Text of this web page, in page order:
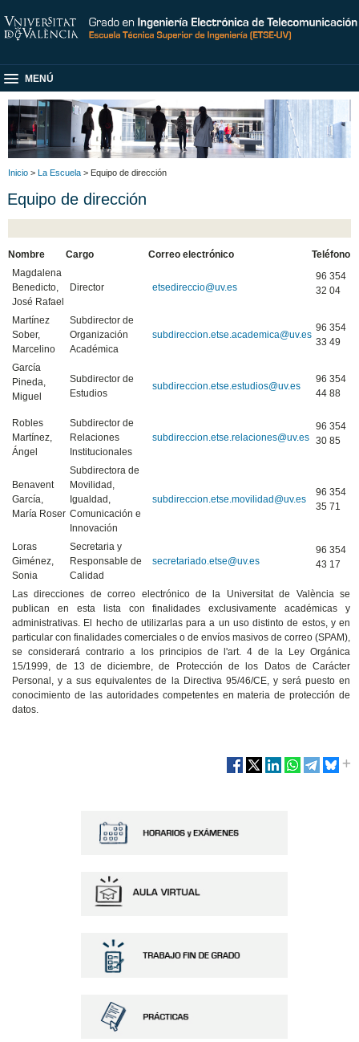
MENÚ
Inicio > La Escuela > Equipo de dirección
Equipo de dirección
Nombre Cargo Correo electrónico
Teléfono
Magdalena
Benedicto,
José Rafael
Director etsedireccio@uv.es
96 354
32 04
Martínez
Sober,
Marcelino
Subdirector de
Organización
Académica
subdireccion.etse.academica@uv.es
96 354
33 49
García
Pineda,
Miguel
Subdirector de
Estudios
subdireccion.etse.estudios@uv.es
96 354
44 88
Robles
Martínez,
Ángel
Subdirector de
Relaciones
Institucionales
subdireccion.etse.relaciones@uv.es
96 354
30 85
Benavent
García,
María Roser
Subdirectora de
Movilidad,
Igualdad,
Comunicación e
Innovación
subdireccion.etse.movilidad@uv.es
96 354
35 71
Loras
Giménez,
Sonia
Secretaria y
Responsable de
Calidad
secretariado.etse@uv.es
96 354
43 17
Las direcciones de correo electrónico de la Universitat de València se
publican en esta lista con finalidades exclusivamente académicas y
administrativas. El hecho de utilizarlas para a un uso distinto de estos, y en
particular con finalidades comerciales o de envíos masivos de correo (SPAM),
se considerará contrario a los principios de l'art. 4 de la Ley Orgánica
15/1999, de 13 de diciembre, de Protección de los Datos de Carácter
Personal, y a sus equivalentes de la Directiva 95/46/CE, y será puesto en
conocimiento de las autoridades competentes en materia de protección de
datos.